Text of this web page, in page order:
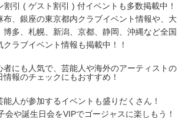
割引 ( ゲスト割引 ) 付イベントも多数掲載中！
布、銀座の東京都内クラブイベント情報や、大
博多、札幌、新潟、京都、静岡、沖縄など全国
クラブイベント情報も掲載中！！
者にも人気で、芸能人や海外のアーティストの
情報のチェックにもおすすめ！
人が参加するイベントも盛りだくさん！
会や誕生日会をVIPでゴージャスに楽しもう！